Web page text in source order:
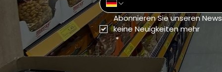
Abonnieren Sie unseren
keine Neuigkeiten mehr
*